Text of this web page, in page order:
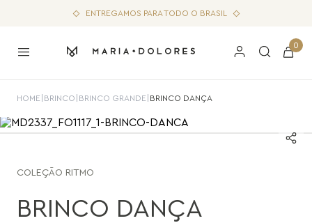
ENTREGAMOS PARA TODO O BRASIL
0
HOME BRINCO BRINCO GRANDE BRINCO DANÇA
COLEÇÃO RITMO
BRINCO DANÇA